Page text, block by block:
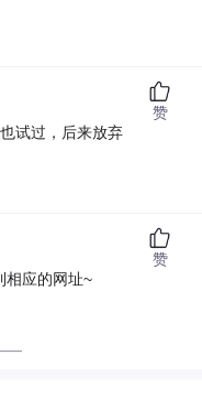
试过，后来放弃
赞
相应的网址~
赞